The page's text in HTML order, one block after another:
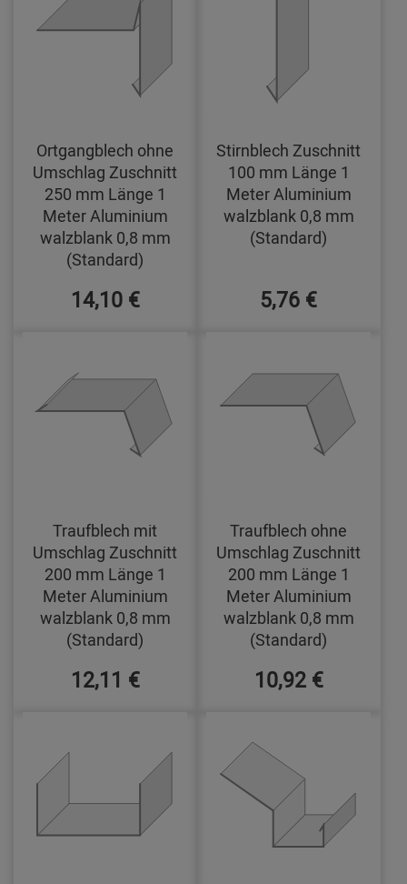
Ortgangblech ohne
Umschlag Zuschnitt
250 mm Länge 1
Meter Aluminium
walzblank 0,8 mm
(Standard)
14,10 €
Stirnblech Zuschnitt
100 mm Länge 1
Meter Aluminium
walzblank 0,8 mm
(Standard)
5,76 €
Traufblech mit
Umschlag Zuschnitt
200 mm Länge 1
Meter Aluminium
walzblank 0,8 mm
(Standard)
12,11 €
Traufblech ohne
Umschlag Zuschnitt
200 mm Länge 1
Meter Aluminium
walzblank 0,8 mm
(Standard)
10,92 €